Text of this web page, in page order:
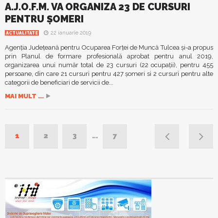
A.J.O.F.M. VA ORGANIZA 23 DE CURSURI
PENTRU ȘOMERI
ACTUALITATE 22 ianuarie 2019
Agenția Județeană pentru Ocuparea Forței de Muncă Tulcea și-a propus
prin Planul de formare profesională aprobat pentru anul 2019,
organizarea unui număr total de 23 cursuri (22 ocupații), pentru 455
persoane, din care 21 cursuri pentru 427 şomeri si 2 cursuri pentru alte
categorii de beneficiari de servicii de...
MAI MULT ...
1 2 3 … 7